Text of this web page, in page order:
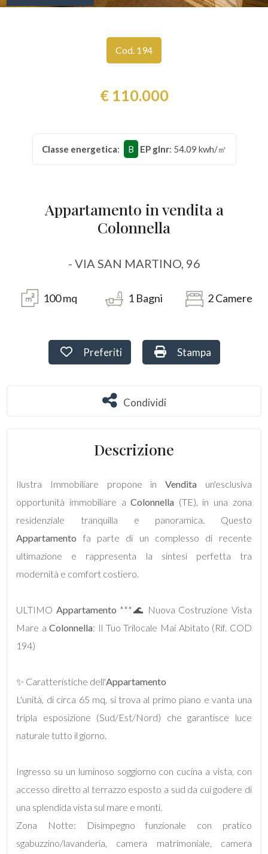
Cod. 194
€ 110.000
Classe energetica: B EP glnr: 54.09 kwh/㎡
Appartamento in vendita a
Colonnella
- VIA SAN MARTINO, 96
100mq 1Bagni 2Camere
Preferiti: Cod. 194
Preferiti Stampa: Cod. 194
Stampa
Condividi
Condividi
Descrizione
Ilustra Immobiliare propone inVendita un'esclusiva
opportunità immobiliare aColonnella (TE), in una zona
residenziale tranquilla e panoramica. Questo
Appartamento fa parte di un complesso di recente
ultimazione e rappresenta la sintesi perfetta tra
modernità e comfort costiero.
ULTIMO Appartamento ***🌊 Nuova Costruzione Vista
Mare aColonnella: Il Tuo Trilocale Mai Abitato (Rif. COD
194)
✨ Caratteristiche dell'Appartamento
L'unità, di circa 65 mq, si trova al primo piano e vanta una
tripla esposizione (Sud/Est/Nord) che garantisce luce
naturale tutto il giorno.
Ingresso su un luminoso soggiorno con cucina a vista, con
accesso diretto al terrazzo esposto a sud da cui godere di
una splendida vista sul mare e monti.
Zona Notte: Disimpegno funzionale con pratico
sgabuzzino/lavanderia, camera matrimoniale, camera
Commerciali
Terreni
Prezzo
Locali
Qualsiasi
2
3